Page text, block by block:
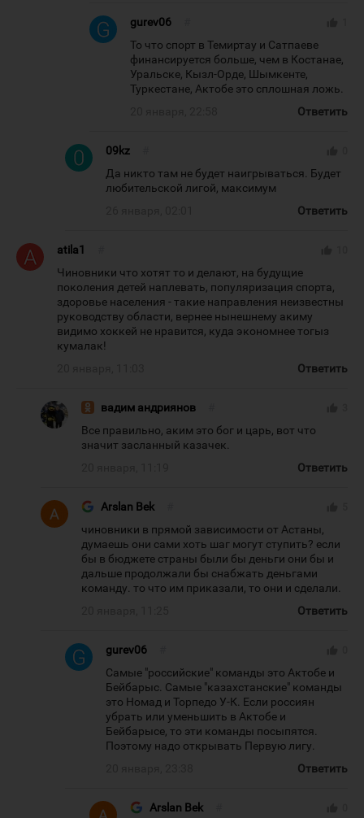
gurev06
То что спорт в Темиртау и Сатпаеве
финансируется больше, чем в Костанае,
Уральске, Кызл-Орде, Шымкенте,
Туркестане, Актобе это сплошная ложь.
Ответить
09kz
Да никто там не будет наигрываться. Будет
любительской лигой, максимум
Ответить
atila1
Чиновники что хотят то и делают, на будущие
поколения детей наплевать, популяризация спорта,
здоровье населения - такие направления неизвестны
руководству области, вернее нынешнему акиму
видимо хоккей не нравится, куда экономнее тогыз
кумалак!
Ответить
вадим андриянов
Все правильно, аким это бог и царь, вот что
значит засланный казачек.
Ответить
Arslan Bek
чиновники в прямой зависимости от Астаны,
думаешь они сами хоть шаг могут ступить? если
бы в бюджете страны были бы деньги они бы и
дальше продолжали бы снабжать деньгами
команду. то что им приказали, то они и сделали.
Ответить
gurev06
Самые "российские" команды это Актобе и
Бейбарыс. Самые "казахстанские" команды
это Номад и Торпедо У-К. Если россиян
убрать или уменьшить в Актобе и
Бейбарысе, то эти команды посыпятся.
Поэтому надо открывать Первую лигу.
Ответить
Arslan Bek